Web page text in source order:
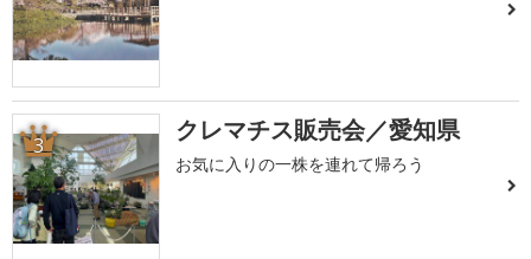
3 クレマチス販売会／愛知県
お気に入りの一株を連れて帰ろう